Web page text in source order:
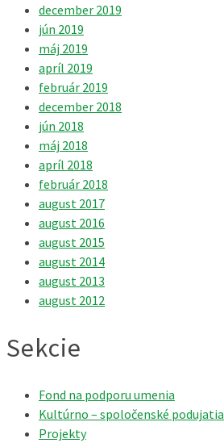
december 2019
jún 2019
máj 2019
apríl 2019
február 2019
december 2018
jún 2018
máj 2018
apríl 2018
február 2018
august 2017
august 2016
august 2015
august 2014
august 2013
august 2012
Sekcie
Fond na podporu umenia
Kultúrno – spoločenské podujatia
Projekty